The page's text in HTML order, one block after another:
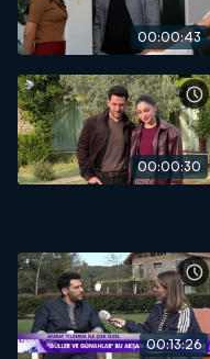
00:00:43
00:00:30
00:13:26